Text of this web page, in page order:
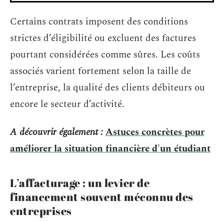
Certains contrats imposent des conditions
strictes d’éligibilité ou excluent des factures
pourtant considérées comme sûres. Les coûts
associés varient fortement selon la taille de
l’entreprise, la qualité des clients débiteurs ou
encore le secteur d’activité.
A découvrir également :Astuces concrètes pour
améliorer la situation financière d'un étudiant
L’affacturage : un levier de
financement souvent méconnu des
entreprises